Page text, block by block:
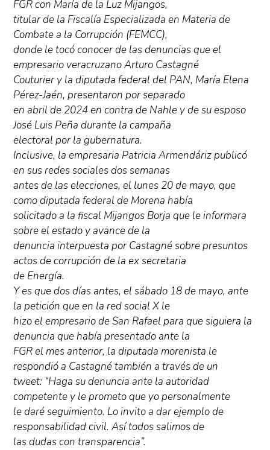
FGR con María de la Luz Mijangos,
titular de la Fiscalía Especializada en Materia de
Combate a la Corrupción (FEMCC),
donde le tocó conocer de las denuncias que el
empresario veracruzano Arturo Castagné
Couturier y la diputada federal del PAN, María Elena
Pérez-Jaén, presentaron por separado
en abril de 2024 en contra de Nahle y de su esposo
José Luis Peña durante la campaña
electoral por la gubernatura.
Inclusive, la empresaria Patricia Armendáriz publicó
en sus redes sociales dos semanas
antes de las elecciones, el lunes 20 de mayo, que
como diputada federal de Morena había
solicitado a la fiscal Mijangos Borja que le informara
sobre el estado y avance de la
denuncia interpuesta por Castagné sobre presuntos
actos de corrupción de la ex secretaria
de Energía.
Y es que dos días antes, el sábado 18 de mayo, ante
la petición que en la red social X le
hizo el empresario de San Rafael para que siguiera la
denuncia que había presentado ante la
FGR el mes anterior, la diputada morenista le
respondió a Castagné también a través de un
tweet: “Haga su denuncia ante la autoridad
competente y le prometo que yo personalmente
le daré seguimiento. Lo invito a dar ejemplo de
responsabilidad civil. Así todos salimos de
las dudas con transparencia”.